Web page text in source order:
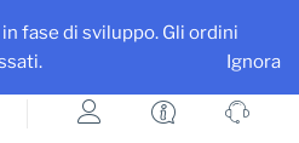
fase di sviluppo. Gli ordini
Ignora
la tua azienda e i tuoi prodotti
su ItalyExpo